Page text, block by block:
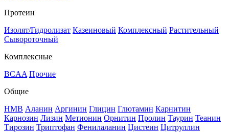
Протеин
Изолят/Гидролизат Казеиновый Комплексный Растительный
Сывороточный
Комплексные
BCAA Прочие
Общие
HMB Аланин Аргинин Глицин Глютамин Карнитин
Карнозин Лизин Метионин Орнитин Пролин Таурин Теанин
Тирозин Триптофан Фенилаланин Цистеин Цитруллин